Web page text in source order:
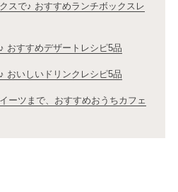
スで♪ おすすめランチボックスレ
おすすめデザートレシピ5品
おいしいドリンクレシピ5品
ーツまで、おすすめおうちカフェ